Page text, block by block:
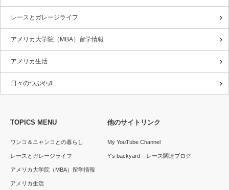
レースとガレージライフ
アメリカ大学院（MBA）留学情報
アメリカ生活
日々のつぶやき
TOPICS MENU
ワンコ＆ニャンコとの暮らし
レースとガレージライフ
アメリカ大学院（MBA）留学情報
アメリカ生活
他のサイトリンク
My YouTube Channel
Y’s backyard – レース関連ブログ